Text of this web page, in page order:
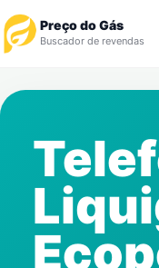
Preço do Gás
Buscador de revendas
Revendedor
Notícias
Cadastre-se